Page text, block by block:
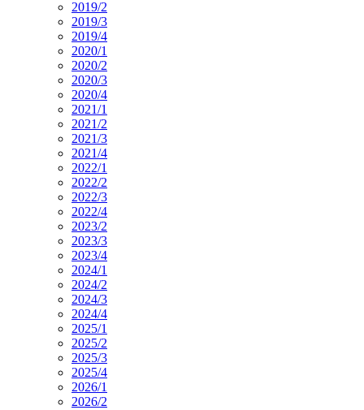
2019/2
2019/3
2019/4
2020/1
2020/2
2020/3
2020/4
2021/1
2021/2
2021/3
2021/4
2022/1
2022/2
2022/3
2022/4
2023/2
2023/3
2023/4
2024/1
2024/2
2024/3
2024/4
2025/1
2025/2
2025/3
2025/4
2026/1
2026/2